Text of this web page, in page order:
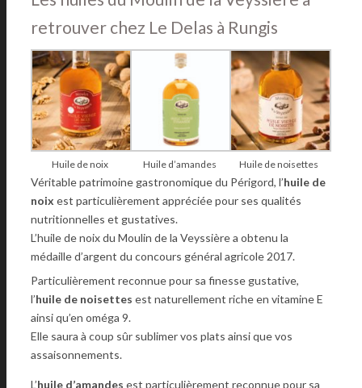
retrouver chez Le Delas à Rungis
Huile de noix Huile d’amandes Huile de noisettes
Véritable patrimoine gastronomique du Périgord, l’huile de
noix est particulièrement appréciée pour ses qualités
nutritionnelles et gustatives.
L’huile de noix du Moulin de la Veyssière a obtenu la
médaille d’argent du concours général agricole 2017.
Particulièrement reconnue pour sa finesse gustative,
l’huile de noisettes est naturellement riche en vitamine E
ainsi qu’en oméga 9.
Elle saura à coup sûr sublimer vos plats ainsi que vos
assaisonnements.
L’huile d’amandes est particulièrement reconnue pour sa